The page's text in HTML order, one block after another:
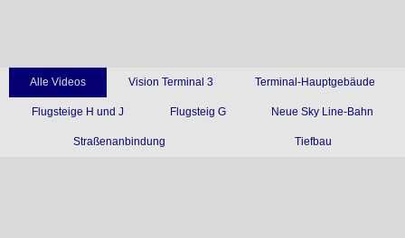
Alle Videos Vision Terminal 3 Terminal-Hauptgebäude
Flugsteige H und J Flugsteig G Neue Sky Line-Bahn
Straßenanbindung Tiefbau